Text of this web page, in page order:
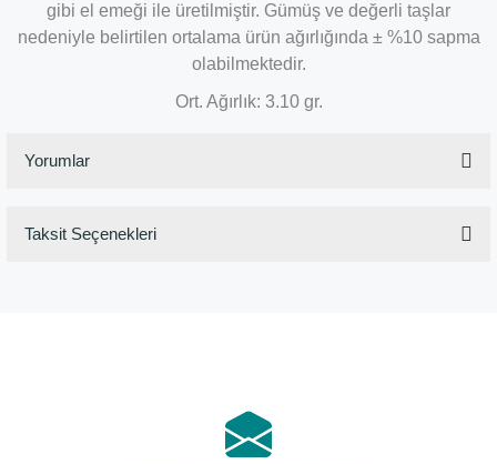
gibi el emeği ile üretilmiştir. Gümüş ve değerli taşlar
nedeniyle belirtilen ortalama ürün ağırlığında ± %10 sapma
olabilmektedir.
Ort. Ağırlık: 3.10 gr.
Yorumlar
Taksit Seçenekleri